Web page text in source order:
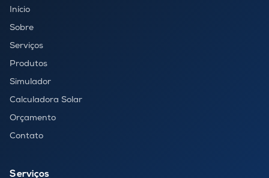
Início
Sobre
Serviços
Produtos
Simulador
Calculadora Solar
Orçamento
Contato
Serviços